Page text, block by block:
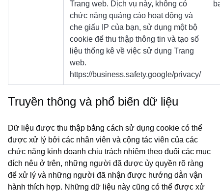
Trang web. Dịch vụ này, không có
chức năng quảng cáo hoạt động và
che giấu IP của bạn, sử dụng một bộ
cookie để thu thập thông tin và tạo số
liệu thống kê về việc sử dụng Trang
web.
https://business.safety.google/privacy/
Truyền thông và phổ biến dữ liệu
Dữ liệu được thu thập bằng cách sử dụng cookie có thể
được xử lý bởi các nhân viên và cộng tác viên của các
chức năng kinh doanh chịu trách nhiệm theo đuổi các mục
đích nêu ở trên, những người đã được ủy quyền rõ ràng
để xử lý và những người đã nhận được hướng dẫn vận
hành thích hợp. Những dữ liệu này cũng có thể được xử